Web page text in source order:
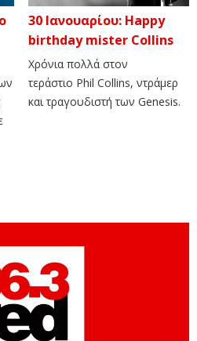
30 Iανουαρίου: Ηappy
birthday mister Collins
Xρόνια πολλά στον
τεράστιο Phil Collins, ντράμερ
και τραγουδιστή των Genesis.